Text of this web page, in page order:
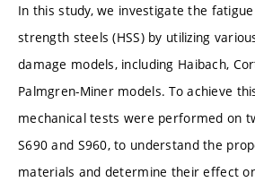
In this study, we investigate the
strength steels (HSS) by utilizing
damage models, including Haibach,
Palmgren-Miner models. To achieve
mechanical tests were performed on
S690 and S960, to understand the
materials and determine their effect